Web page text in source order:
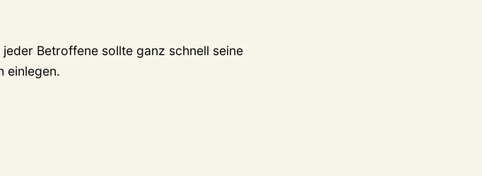
Betroffene sollte ganz schnell seine
einlegen.